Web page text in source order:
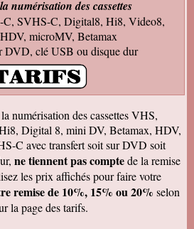
à monter pour éliminer ! A
8 et sup8mm.
arrivé le 24, la veille
parfait. Elle est très contente de
nouveau un moment avec ses
votre efficacité. Je vous ferai
se présente ! Je vous
année avec beaucoup de
Bien cordialement,
. Merci ça a l'air impeccable !
à très bientôt pour d'autres
numérisation des cassettes
SVHS-C, Digital8, Hi8, Video8,
microMV, Betamax
DVD, clé USB ou disque dur
numérisation des cassettes VHS,
Digital 8, mini DV, Betamax, HDV,
C avec transfert soit sur DVD soit
ne tiennent pas comptede la remise
les prix affichés pour faire votre
remise de 10%, 15% ou 20% selon
la page des tarifs.